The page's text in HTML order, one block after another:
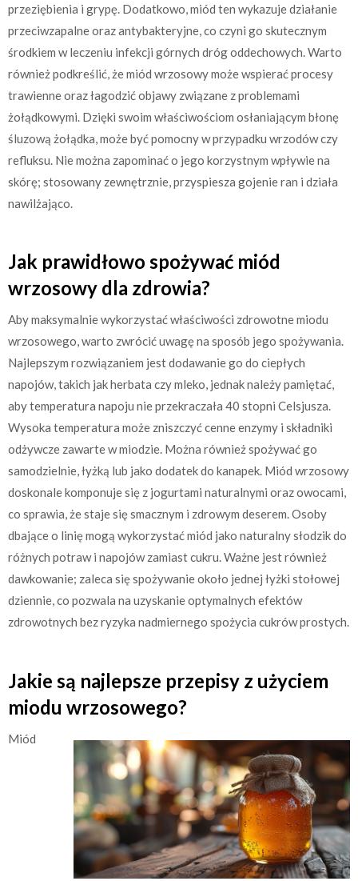
przeziębienia i grypę. Dodatkowo, miód ten wykazuje działanie
przeciwzapalne oraz antybakteryjne, co czyni go skutecznym
środkiem w leczeniu infekcji górnych dróg oddechowych. Warto
również podkreślić, że miód wrzosowy może wspierać procesy
trawienne oraz łagodzić objawy związane z problemami
żołądkowymi. Dzięki swoim właściwościom osłaniającym błonę
śluzową żołądka, może być pomocny w przypadku wrzodów czy
refluksu. Nie można zapominać o jego korzystnym wpływie na
skórę; stosowany zewnętrznie, przyspiesza gojenie ran i działa
nawilżająco.
Jak prawidłowo spożywać miód
wrzosowy dla zdrowia?
Aby maksymalnie wykorzystać właściwości zdrowotne miodu
wrzosowego, warto zwrócić uwagę na sposób jego spożywania.
Najlepszym rozwiązaniem jest dodawanie go do ciepłych
napojów, takich jak herbata czy mleko, jednak należy pamiętać,
aby temperatura napoju nie przekraczała 40 stopni Celsjusza.
Wysoka temperatura może zniszczyć cenne enzymy i składniki
odżywcze zawarte w miodzie. Można również spożywać go
samodzielnie, łyżką lub jako dodatek do kanapek. Miód wrzosowy
doskonale komponuje się z jogurtami naturalnymi oraz owocami,
co sprawia, że staje się smacznym i zdrowym deserem. Osoby
dbające o linię mogą wykorzystać miód jako naturalny słodzik do
różnych potraw i napojów zamiast cukru. Ważne jest również
dawkowanie; zaleca się spożywanie około jednej łyżki stołowej
dziennie, co pozwala na uzyskanie optymalnych efektów
zdrowotnych bez ryzyka nadmiernego spożycia cukrów prostych.
Jakie są najlepsze przepisy z użyciem
miodu wrzosowego?
Miód